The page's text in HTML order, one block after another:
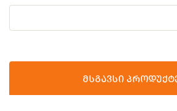
მსგავსი